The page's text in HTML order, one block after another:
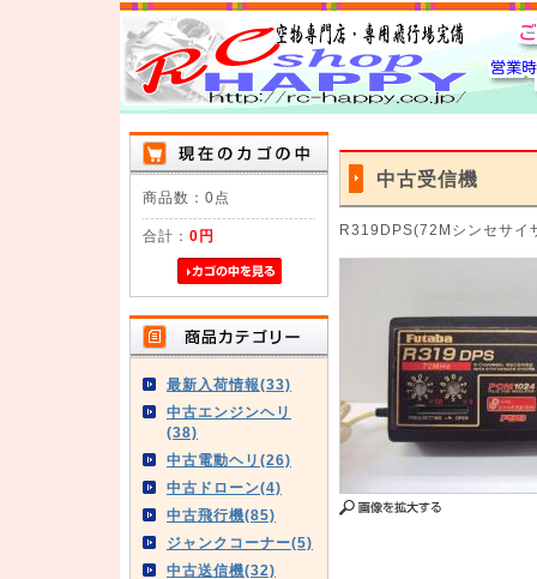
商品数：0点
合計： 0円
最新入荷情報(33)
中古エンジンヘリ
(38)
中古電動ヘリ(26)
中古ドローン(4)
中古飛行機(85)
ジャンクコーナー(5)
中古送信機(32)
中古受信機
R319DPS(72Mシンセサイ